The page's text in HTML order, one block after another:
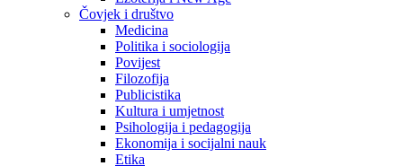
Čovjek i društvo
Medicina
Politika i sociologija
Povijest
Filozofija
Publicistika
Kultura i umjetnost
Psihologija i pedagogija
Ekonomija i socijalni nauk
Etika